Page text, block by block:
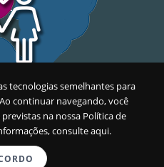
tecnologias semelhantes para
continuar navegando, você
na nossa Política de
consulte aqui.
MULTIDISCIPLINAR -